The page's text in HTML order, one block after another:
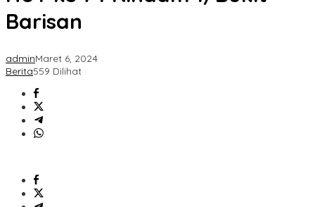
Barisan
adminMaret 6, 2024
Berita559 Dilihat